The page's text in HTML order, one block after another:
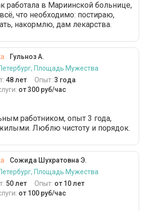
работала в Мариинской больнице,
что необходимо: постираю,
накормлю, дам лекарства.
Гульноз А.
Площадь Мужества
48 лет Опыт: 3 года
от 300 руб/час
работником, опыт 3 года,
Люблю чистоту и порядок.
Сожида Шухратовна Э.
Площадь Мужества
50 лет Опыт: от 10 лет
от 100 руб/час